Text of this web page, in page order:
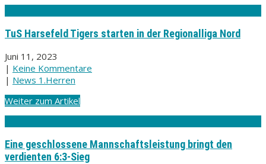
TuS Harsefeld Tigers starten in der Regionalliga Nord
Juni 11, 2023
| Keine Kommentare
| News 1.Herren
Weiter zum Artikel
Eine geschlossene Mannschaftsleistung bringt den
verdienten 6:3-Sieg